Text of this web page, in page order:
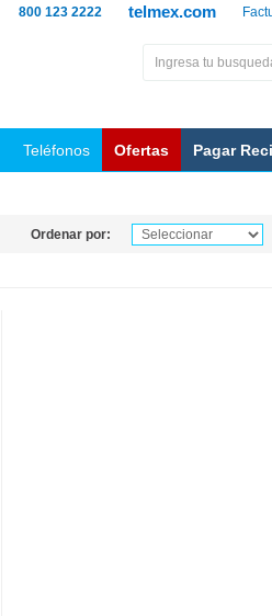
telmex.com
800 123 2222
Teléfonos Ofertas Pagar
Ordenar por: